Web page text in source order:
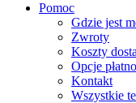
Pomoc
Gdzie jest
Zwroty
Koszty
Opcje
Kontakt
Wszystkie